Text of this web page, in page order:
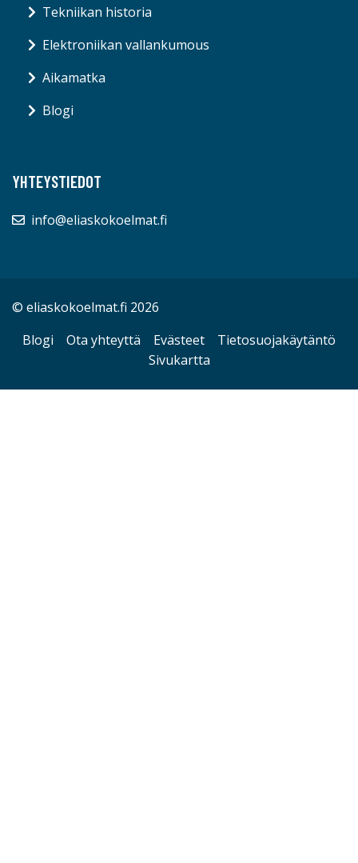
Tekniikan historia
Elektroniikan vallankumous
Aikamatka
Blogi
YHTEYSTIEDOT
info@eliaskokoelmat.fi
© eliaskokoelmat.fi 2026
Blogi
Ota yhteyttä Evästeet
Tietosuojakäytäntö
Sivukartta